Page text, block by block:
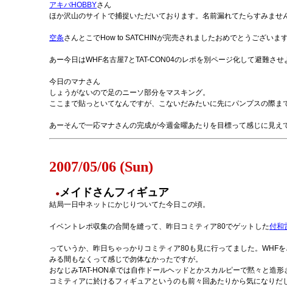
アキバHOBBYさん
ほか沢山のサイトで捕捉いただいております。名前漏れてたらすみませ
空条さんとこでHow to SATCHINが完売されましたおめでとうございま
あー今日はWHF名古屋7とTAT-CON04のレポを別ページ化して避難させ
今日のマナさん
しょうがないので足のニーソ部分をマスキング。
ここまで貼っといてなんですが、こないだみたいに先にパンプスの際
あーそんで一応マナさんの完成が今週金曜あたりを目標って感じに見え
2007/05/06 (Sun)
●メイドさんフィギュア
結局一日中ネットにかじりついてた今日この頃。
イベントレポ収集の合間を縫って、昨日コミティア80でゲットした付和
っていうか、昨日ちゃっかりコミティア80も見に行ってました。WHF
みる間もなくって感じで勿体なかったですが。
おなじみTAT-HON卓では自作ドールヘッドとかスカルピーで黙々と造
コミティアに於けるフィギュアというのも前々回あたりから気になり